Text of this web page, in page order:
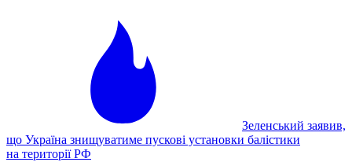
Зеленський заявив,
що Україна знищуватиме пускові установки балістики
на території РФ